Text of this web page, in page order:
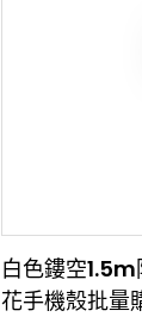
白色鏤空
花手機殼批